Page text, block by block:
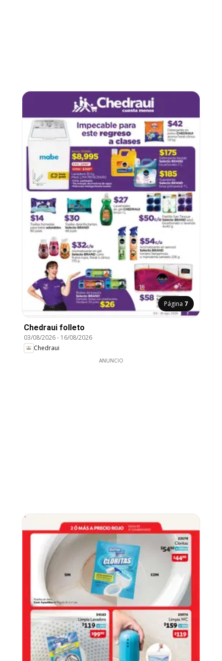
Página 7
Chedraui folleto
03/08/2026- 16/08/2026
Chedraui
ANUNCIO